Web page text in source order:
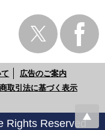
広告のご案内
取引法に基づく表示
Rights Reserved